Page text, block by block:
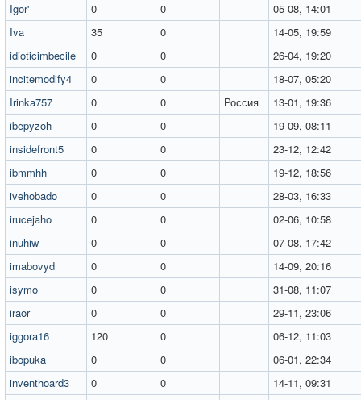
Igor'
0 0
05-08, 14:01
Iva
35 0
14-05, 19:59
idioticimbecile
0 0
26-04, 19:20
incitemodify4
0 0
18-07, 05:20
Irinka757
0 0 Россия
13-01, 19:36
ibepyzoh
0 0
19-09, 08:11
insidefront5
0 0
23-12, 12:42
ibmmhh
0 0
19-12, 18:56
ivehobado
0 0
28-03, 16:33
irucejaho
0 0
02-06, 10:58
inuhiw
0 0
07-08, 17:42
imabovyd
0 0
14-09, 20:16
isymo
0 0
31-08, 11:07
iraor
0 0
29-11, 23:06
iggora16
120 0
06-12, 11:03
ibopuka
0 0
06-01, 22:34
inventhoard3
0 0
14-11, 09:31